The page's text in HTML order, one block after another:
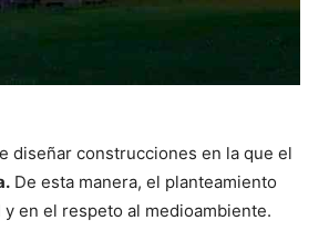
diseñar construcciones en la que el
De esta manera, el planteamiento
en el respeto al medioambiente.